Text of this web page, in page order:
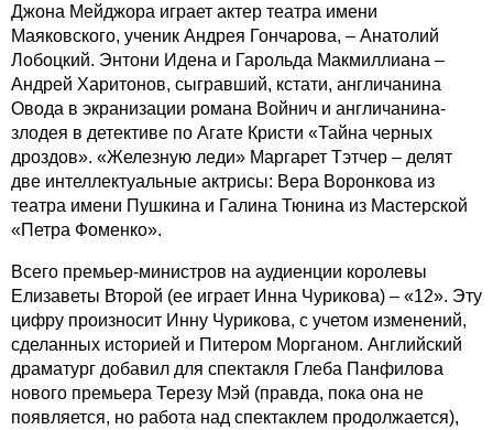
Джона Мейджора играет актер театра имени
Маяковского, ученик Андрея Гончарова, – Анатолий
Лобоцкий. Энтони Идена и Гарольда Макмиллиана –
Андрей Харитонов, сыгравший, кстати, англичанина
Овода в экранизации романа Войнич и англичанина-
злодея в детективе по Агате Кристи «Тайна черных
дроздов». «Железную леди» Маргарет Тэтчер – делят
две интеллектуальные актрисы: Вера Воронкова из
театра имени Пушкина и Галина Тюнина из Мастерской
«Петра Фоменко».
Всего премьер-министров на аудиенции королевы
Елизаветы Второй (ее играет Инна Чурикова) – «12». Эту
цифру произносит Инну Чурикова, с учетом изменений,
сделанных историей и Питером Морганом. Английский
драматург добавил для спектакля Глеба Панфилова
нового премьера Терезу Мэй (правда, пока она не
появляется, но работа над спектаклем продолжается),